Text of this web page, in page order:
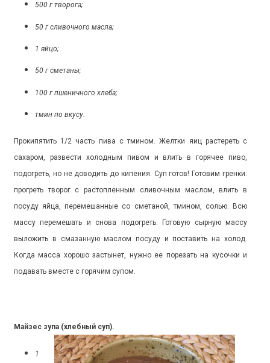
500 г творога;
50 г сливочного масла;
1 яйцо;
50 г сметаны;
100 г пшеничного хлеба;
тмин по вкусу.
Прокипятить 1/2 часть пива с тмином. Желтки яиц растереть с
сахаром, развести холодным пивом и влить в горячее пиво,
подогреть, но не доводить до кипения. Суп готов! Готовим гренки:
прогреть творог с растопленным сливочным маслом, влить в
посуду яйца, перемешанные со сметаной, тмином, солью. Всю
массу перемешать и снова подогреть. Готовую сырную массу
выложить в смазанную маслом посуду и поставить на холод.
Когда масса хорошо застынет, нужно ее порезать на кусочки и
подавать вместе с горячим супом.
Майзес зупа (хлебный суп).
1